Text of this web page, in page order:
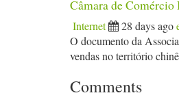
Câmara de
Internet 28 days ago
O documento da
vendas no território
Comments